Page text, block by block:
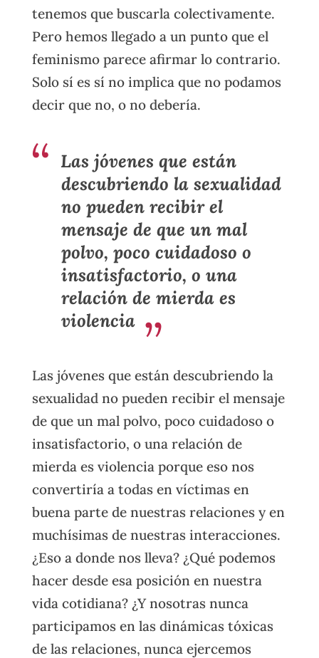
tenemos que buscarla colectivamente.
Pero hemos llegado a un punto que el
feminismo parece afirmar lo contrario.
Solo sí es sí no implica que no podamos
decir que no, o no debería.
Las jóvenes que están
descubriendo la sexualidad
no pueden recibir el
mensaje de que un mal
polvo, poco cuidadoso o
insatisfactorio, o una
relación de mierda es
violencia
Las jóvenes que están descubriendo la
sexualidad no pueden recibir el mensaje
de que un mal polvo, poco cuidadoso o
insatisfactorio, o una relación de
mierda es violencia porque eso nos
convertiría a todas en víctimas en
buena parte de nuestras relaciones y en
muchísimas de nuestras interacciones.
¿Eso a donde nos lleva? ¿Qué podemos
hacer desde esa posición en nuestra
vida cotidiana? ¿Y nosotras nunca
participamos en las dinámicas tóxicas
de las relaciones, nunca ejercemos